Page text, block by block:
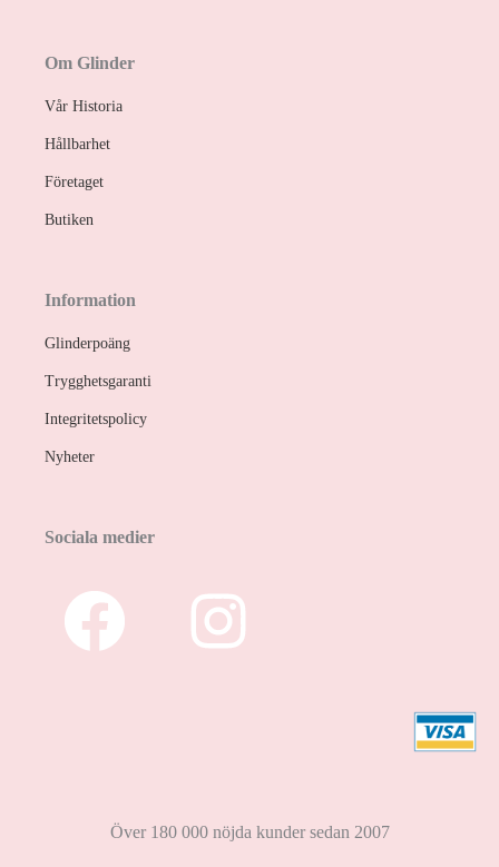
Om Glinder
Vår Historia
Hållbarhet
Företaget
Butiken
Information
Glinderpoäng
Trygghetsgaranti
Integritetspolicy
Nyheter
Sociala medier
Över 180 000 nöjda kunder sedan 2007